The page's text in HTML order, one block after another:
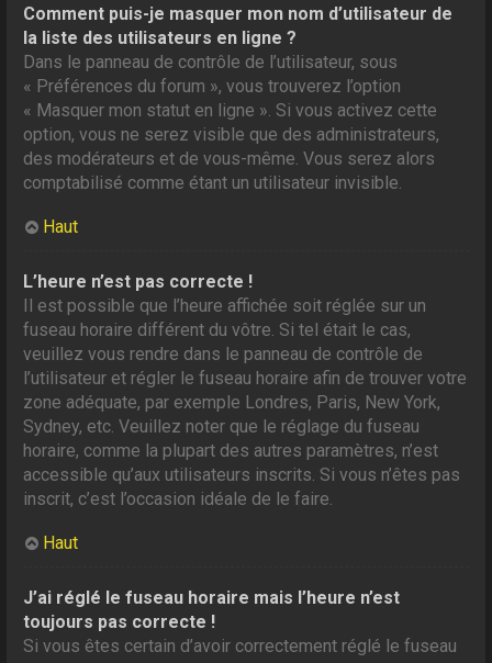
Comment puis-je masquer mon nom d’utilisateur de
la liste des utilisateurs en ligne ?
Dans le panneau de contrôle de l’utilisateur, sous
« Préférences du forum », vous trouverez l’option
« Masquer mon statut en ligne ». Si vous activez cette
option, vous ne serez visible que des administrateurs,
des modérateurs et de vous-même. Vous serez alors
comptabilisé comme étant un utilisateur invisible.
Haut
L’heure n’est pas correcte !
Il est possible que l’heure affichée soit réglée sur un
fuseau horaire différent du vôtre. Si tel était le cas,
veuillez vous rendre dans le panneau de contrôle de
l’utilisateur et régler le fuseau horaire afin de trouver votre
zone adéquate, par exemple Londres, Paris, New York,
Sydney, etc. Veuillez noter que le réglage du fuseau
horaire, comme la plupart des autres paramètres, n’est
accessible qu’aux utilisateurs inscrits. Si vous n’êtes pas
inscrit, c’est l’occasion idéale de le faire.
Haut
J’ai réglé le fuseau horaire mais l’heure n’est
toujours pas correcte !
Si vous êtes certain d’avoir correctement réglé le fuseau